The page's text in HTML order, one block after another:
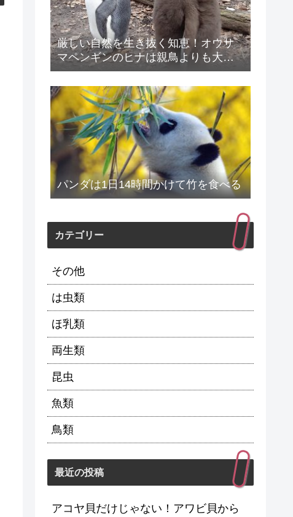
厳しい自然を生き抜く知恵！オウサ
マペンギンのヒナは親鳥よりも大き
なる
パンダは1日14時間かけて竹を食べる
カテゴリー
その他
は虫類
ほ乳類
両生類
昆虫
魚類
鳥類
最近の投稿
アコヤ貝だけじゃない！アワビ貝から